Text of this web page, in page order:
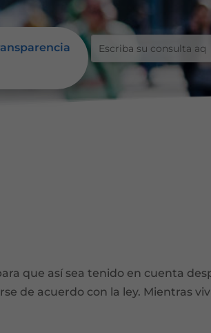
que así sea tenido en cuenta
de acuerdo con la ley. Mientras